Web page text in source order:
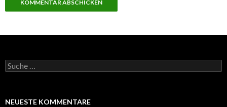
S
u
e
NEUESTE KOMMENTARE